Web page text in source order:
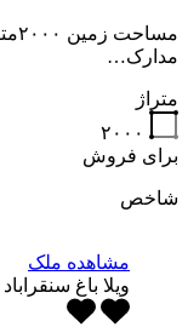
مدارک…
متراژ
۲۰۰۰
برای فروش
شاخص
مشاهده ملک
ویلا باغ سنقراباد